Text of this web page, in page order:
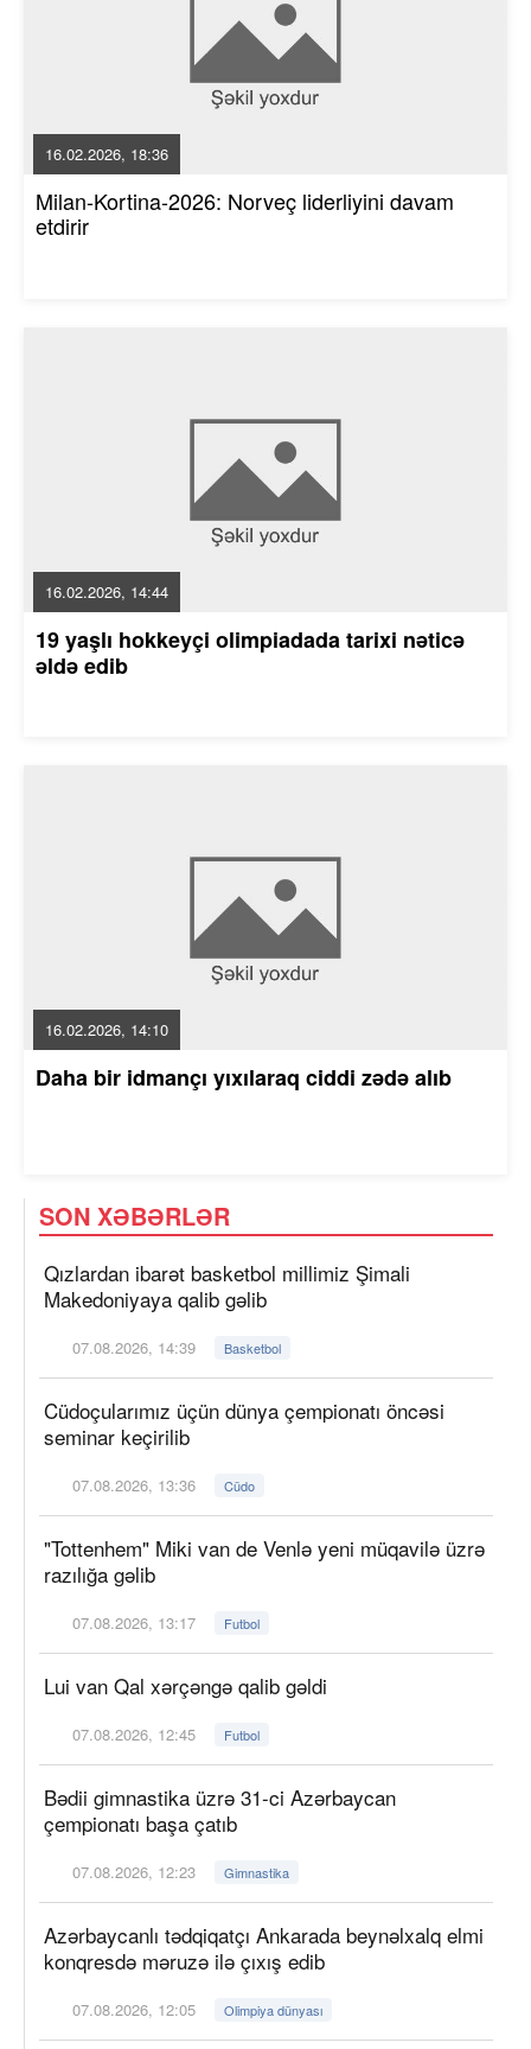
16.02.2026, 18:36
Milan-Kortina-2026: Norveç liderliyini davam
etdirir
16.02.2026, 14:44
19 yaşlı hokkeyçi olimpiadada tarixi nəticə
əldə edib
16.02.2026, 14:10
Daha bir idmançı yıxılaraq ciddi zədə alıb
SON XƏBƏRLƏR
Qızlardan ibarət basketbol millimiz Şimali
Makedoniyaya qalib gəlib
07.08.2026, 14:39 Basketbol
Cüdoçularımız üçün dünya çempionatı öncəsi
seminar keçirilib
07.08.2026, 13:36 Cüdo
"Tottenhem" Miki van de Venlə yeni müqavilə üzrə
razılığa gəlib
07.08.2026, 13:17 Futbol
Lui van Qal xərçəngə qalib gəldi
07.08.2026, 12:45 Futbol
Bədii gimnastika üzrə 31-ci Azərbaycan
çempionatı başa çatıb
07.08.2026, 12:23 Gimnastika
Azərbaycanlı tədqiqatçı Ankarada beynəlxalq elmi
konqresdə məruzə ilə çıxış edib
07.08.2026, 12:05 Olimpiya dünyası